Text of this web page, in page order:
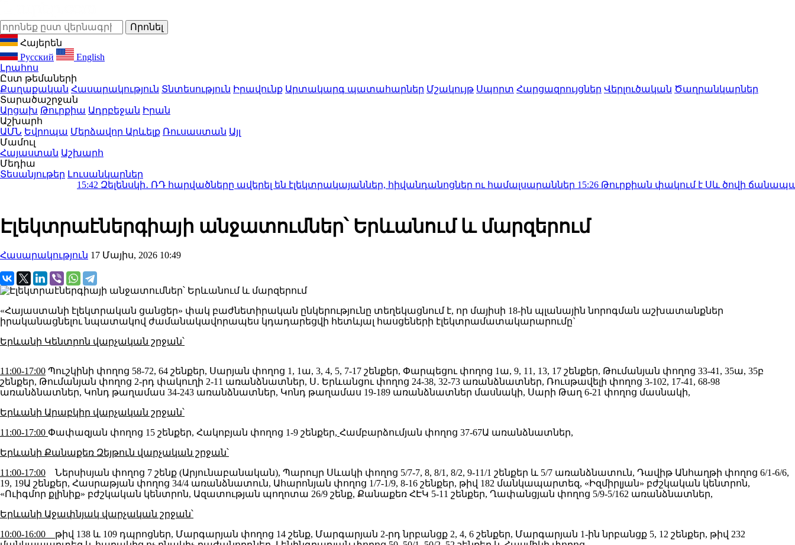
Հայերեն
Русский
English
Լրահոս
Ըստ թեմաների
Քաղաքական Հասարակություն Տնտեսություն Իրավունք Արտակարգ պատահարներ Մշակույթ Սպորտ Հարցազրույցներ Վերլուծական Ծաղրանկարներ
Տարածաշրջան
Արցախ Թուրքիա Ադրբեջան Իրան
Աշխարհ
ԱՄՆ Եվրոպա Մերձավոր Արևելք Ռուսաստան Այլ
Մամուլ
Հայաստան Աշխարհ
Մեդիա
Տեսանյութեր Լուսանկարներ
Զելենսկի․ ՌԴ հարվածները ավերել են էլեկտրակայաններ, հիվանդանոցներ ու համալսարաններ15:26Թուրքիան փակում է Սև ծովի ճանապարհը․
Էլեկտրաէներգիայի անջատումներ՝ Երևանում և մարզերում
Հասարակություն 17 Մայիս, 2026 10:49
«Հայաստանի էլեկտրական ցանցեր» փակ բաժնետիրական ընկերությունը տեղեկացնում է, որ մայիսի 18-ին պլանային նորոգման աշխատանքներ
իրականացնելու նպատակով ժամանակավորապես կդադարեցվի հետևյալ հասցեների էլեկտրամատակարարումը`
Երևանի Կենտրոն վարչական շրջան՝
11:00-17:00 Պուշկինի փողոց 58-72, 64 շենքեր, Սարյան փողոց 1, 1ա, 3, 4, 5, 7-17 շենքեր, Փարպեցու փողոց 1ա, 9, 11, 13, 17 շենքեր, Թումանյան փողոց 33-41, 35ա, 35բ
շենքեր, Թումանյան փողոց 2-րդ փակուղի 2-11 առանձնատներ, Ս․ Երևանցու փողոց 24-38, 32-73 առանձնատներ, Ռուսթավելի փողոց 3-102, 17-41, 68-98
առանձնատներ, Կոնդ թաղամաս 34-243 առանձնատներ, Կոնդ թաղամաս 19-189 առանձնատներ մասնակի, Սարի Թաղ 6-21 փողոց մասնակի,
Երևանի Արաբկիր վարչական շրջան՝
11:00-17:00 Փափազյան փողոց 15 շենքեր, Հակոբյան փողոց 1-9 շենքեր, Համբարձումյան փողոց 37-67Ա առանձնատներ,
Երևանի Քանաքեռ Զեյթուն վարչական շրջան՝
11:00-17:00 Ներսիսյան փողոց 7 շենք (Արյունաբանական), Պարույր Սևակի փողոց 5/7-7, 8, 8/1, 8/2, 9-11/1 շենքեր և 5/7 առանձնատուն, Դավիթ Անհաղթի փողոց 6/1-6/6,
19, 19Ա շենքեր, Հասրաթյան փողոց 34/4 առանձնատուն, Ահարոնյան փողոց 1/7-1/9, 8-16 շենքեր, թիվ 182 մանկապարտեզ, «Իզմիրլյան» բժշկական կենտրոն,
«Ուիգմոր քլինիք» բժշկական կենտրոն, Ազատության պողոտա 26/9 շենք, Քանաքեռ ՀԷԿ 5-11 շենքեր, Ղափանցյան փողոց 5/9-5/162 առանձնատներ,
Երևանի Աջափնյակ վարչական շրջան՝
10:00-16:00 թիվ 138 և 109 դպրոցներ, Մարգարյան փողոց 14 շենք, Մարգարյան 2-րդ նրբանցք 2, 4, 6 շենքեր, Մարգարյան 1-ին նրբանցք 5, 12 շենքեր, թիվ 232